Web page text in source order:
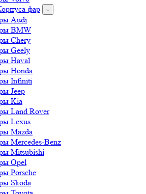
Audi
BMW
Chery
Geely
Haval
Honda
Infiniti
Jeep
Kia
Land Rover
Lexus
Mazda
Mercedes-Benz
Mitsubishi
Opel
Porsche
Skoda
Toyota
Volkswagen